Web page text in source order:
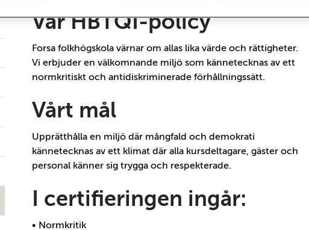
Vår HBTQI-policy
Forsa folkhögskola värnar om allas lika värde och rättigheter.
Vi erbjuder en välkomnande miljö som kännetecknas av ett
normkritiskt och antidiskriminerade förhållningssätt.
Vårt mål
Upprätthålla en miljö där mångfald och demokrati
kännetecknas av ett klimat där alla kursdeltagare, gäster och
personal känner sig trygga och respekterade.
I certifieringen ingår:
• Normkritik